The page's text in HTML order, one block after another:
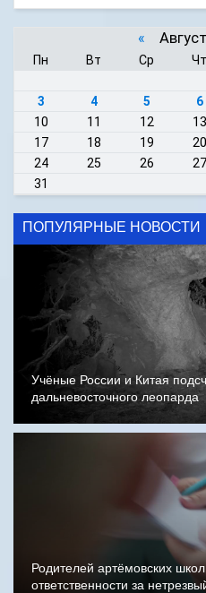
«
Пн Вт Ср Чт
3
4 5 6
10
11 12 13
17
18 19 20
24
25 26 27
31
ПОПУЛЯРНЫЕ НОВОСТИ
Учёные России и Китая
дальневосточного леопарда
Родителей артёмовских
ответственности за